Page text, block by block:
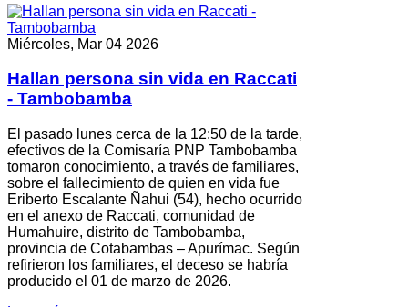
Miércoles, Mar 04 2026
Hallan persona sin vida en Raccati
- Tambobamba
El pasado lunes cerca de la 12:50 de la tarde,
efectivos de la Comisaría PNP Tambobamba
tomaron conocimiento, a través de familiares,
sobre el fallecimiento de quien en vida fue
Eriberto Escalante Ñahui (54), hecho ocurrido
en el anexo de Raccati, comunidad de
Humahuire, distrito de Tambobamba,
provincia de Cotabambas – Apurímac. Según
refirieron los familiares, el deceso se habría
producido el 01 de marzo de 2026.